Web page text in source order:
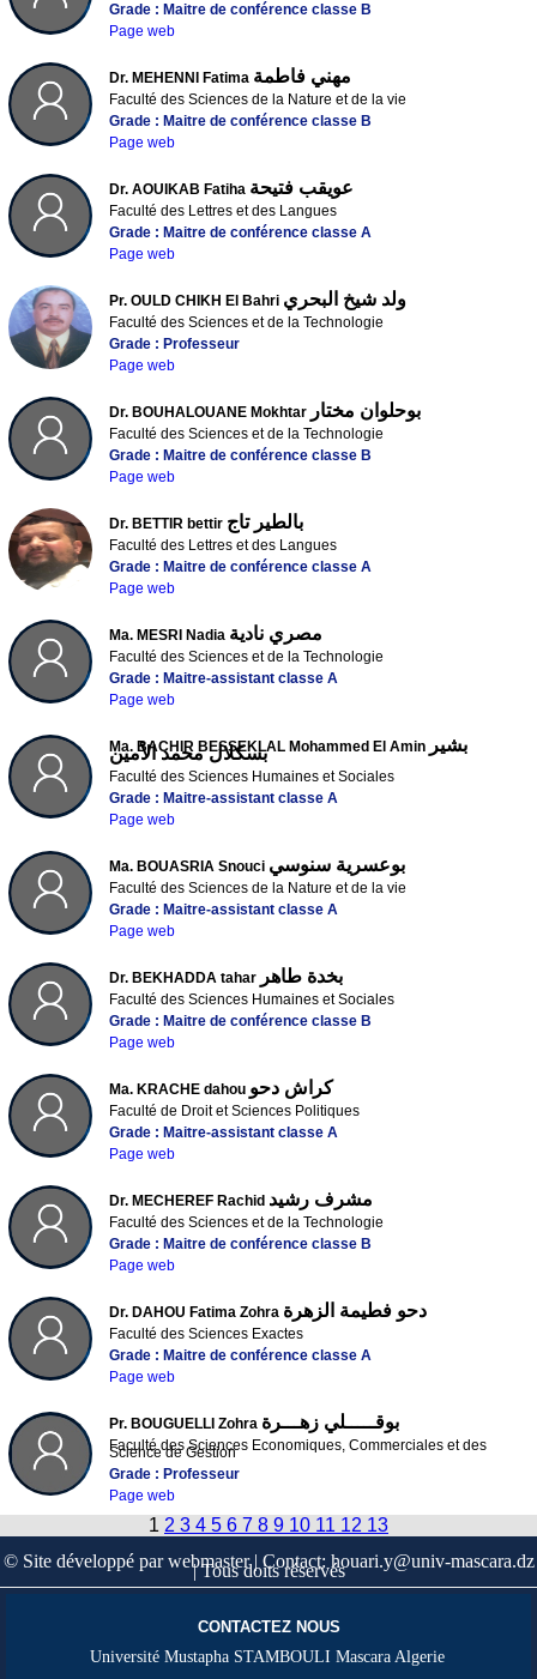
Grade : Maitre de conférence classe B
Page web
Dr. MEHENNI Fatima مهني فاطمة
Faculté des Sciences de la Nature et de la vie
Grade : Maitre de conférence classe B
Page web
Dr. AOUIKAB Fatiha عويقب فتيحة
Faculté des Lettres et des Langues
Grade : Maitre de conférence classe A
Page web
Pr. OULD CHIKH El Bahri ولد شيخ البحري
Faculté des Sciences et de la Technologie
Grade : Professeur
Page web
Dr. BOUHALOUANE Mokhtar بوحلوان مختار
Faculté des Sciences et de la Technologie
Grade : Maitre de conférence classe B
Page web
Dr. BETTIR bettir بالطير تاج
Faculté des Lettres et des Langues
Grade : Maitre de conférence classe A
Page web
Ma. MESRI Nadia مصري نادية
Faculté des Sciences et de la Technologie
Grade : Maitre-assistant classe A
Page web
Ma. BACHIR BESSEKLAL Mohammed El Amin بشير بسكلال محمد الأمين
Faculté des Sciences Humaines et Sociales
Grade : Maitre-assistant classe A
Page web
Ma. BOUASRIA Snouci بوعسرية سنوسي
Faculté des Sciences de la Nature et de la vie
Grade : Maitre-assistant classe A
Page web
Dr. BEKHADDA tahar بخدة طاهر
Faculté des Sciences Humaines et Sociales
Grade : Maitre de conférence classe B
Page web
Ma. KRACHE dahou كراش دحو
Faculté de Droit et Sciences Politiques
Grade : Maitre-assistant classe A
Page web
Dr. MECHEREF Rachid مشرف رشيد
Faculté des Sciences et de la Technologie
Grade : Maitre de conférence classe B
Page web
Dr. DAHOU Fatima Zohra دحو فطيمة الزهرة
Faculté des Sciences Exactes
Grade : Maitre de conférence classe A
Page web
Pr. BOUGUELLI Zohra بوقـــــلي زهـــرة
Faculté des Sciences Economiques, Commerciales et des
Science de Gestion
Grade : Professeur
Page web
1 2 3 4 5 6 7 8 9 10 11 12 13
© Site développé par webmaster | Contact: houari.y@univ-mascara.dz
| Tous doits réservés
CONTACTEZ NOUS
Université Mustapha STAMBOULI Mascara Algerie